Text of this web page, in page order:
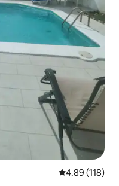
レビュー118
4.89 (118)